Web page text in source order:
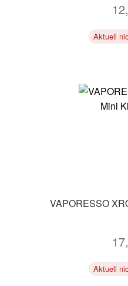
Aktuell
VAPORESSO
Aktuell